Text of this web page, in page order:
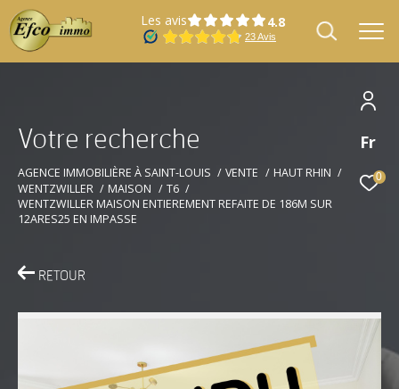
Fr
0
Les avis
Votre recherche
AGENCE IMMOBILIÈRE À SAINT-LOUIS VENTE
HAUT RHIN
WENTZWILLER
MAISON
T6
WENTZWILLER MAISON ENTIEREMENT REFAITE DE 186M SUR
12ARES25 EN IMPASSE
RETOUR
Effectuer une recherche
et trouver le bien qui correspond à vos
critères
Type
Localisation